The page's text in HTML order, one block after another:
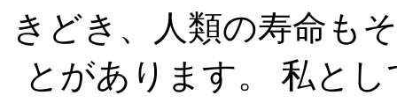
きどき、人類の寿命も
とがあります。 私と